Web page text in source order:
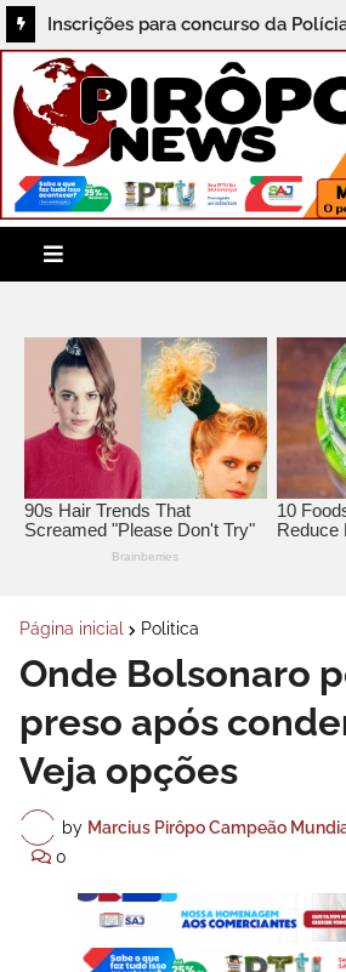
Inscrições para concurso da
Bahia começam nesta sexta; veja
participar
Página inicial Politica
Onde Bolsonaro
preso após
Veja opções
by Marcius Pirôpo Campeão
0